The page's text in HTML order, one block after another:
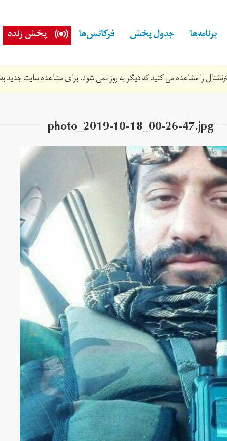
برنامه‌ها جدول پخش فرکانس‌ها پخش زنده
را مشاهده می کنید که دیگر به روز نمی شود. برای مشاهده سایت جدید به
photo_2019-10-18_00-26-47.jpg